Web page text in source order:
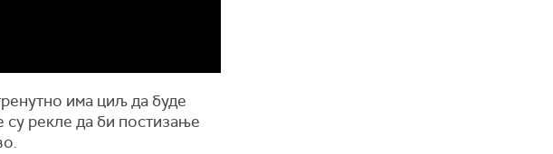
има циљ да буде
рекле да би постизање